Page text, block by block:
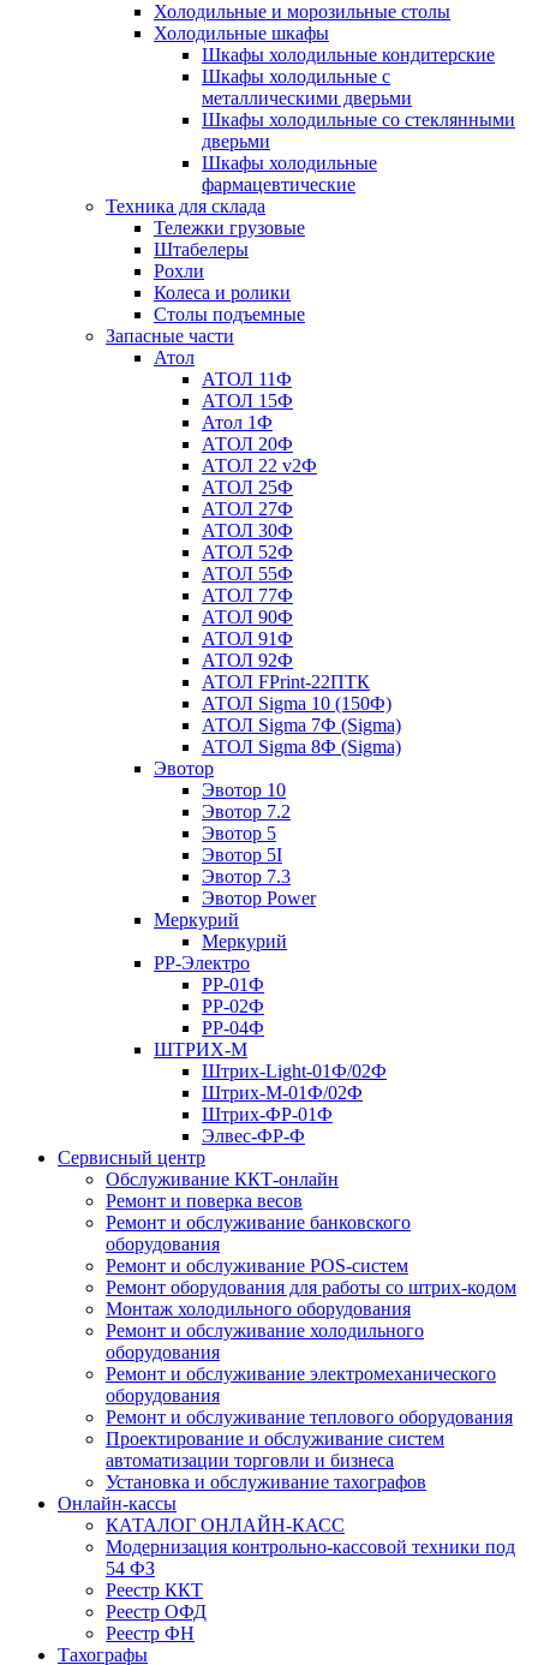
Холодильные и морозильные столы
Холодильные шкафы
Шкафы холодильные кондитерские
Шкафы холодильные с
металлическими дверьми
Шкафы холодильные со стеклянными
дверьми
Шкафы холодильные
фармацевтические
Техника для склада
Тележки грузовые
Штабелеры
Рохли
Колеса и ролики
Столы подъемные
Запасные части
Атол
АТОЛ 11Ф
АТОЛ 15Ф
Атол 1Ф
АТОЛ 20Ф
АТОЛ 22 v2Ф
АТОЛ 25Ф
АТОЛ 27Ф
АТОЛ 30Ф
АТОЛ 52Ф
АТОЛ 55Ф
АТОЛ 77Ф
АТОЛ 90Ф
АТОЛ 91Ф
АТОЛ 92Ф
АТОЛ FPrint-22ПТК
АТОЛ Sigma 10 (150Ф)
АТОЛ Sigma 7Ф (Sigma)
АТОЛ Sigma 8Ф (Sigma)
Эвотор
Эвотор 10
Эвотор 7.2
Эвотор 5
Эвотор 5I
Эвотор 7.3
Эвотор Power
Меркурий
Меркурий
РР-Электро
РР-01Ф
РР-02Ф
РР-04Ф
ШТРИХ-М
Штрих-Light-01Ф/02Ф
Штрих-М-01Ф/02Ф
Штрих-ФР-01Ф
Элвес-ФР-Ф
Сервисный центр
Обслуживание ККТ-онлайн
Ремонт и поверка весов
Ремонт и обслуживание банковского
оборудования
Ремонт и обслуживание POS-систем
Ремонт оборудования для работы со штрих-кодом
Монтаж холодильного оборудования
Ремонт и обслуживание холодильного
оборудования
Ремонт и обслуживание электромеханического
оборудования
Ремонт и обслуживание теплового оборудования
Проектирование и обслуживание систем
автоматизации торговли и бизнеса
Установка и обслуживание тахографов
Онлайн-кассы
КАТАЛОГ ОНЛАЙН-КАСС
Модернизация контрольно-кассовой техники под
54 ФЗ
Реестр ККТ
Реестр ОФД
Реестр ФН
Тахографы